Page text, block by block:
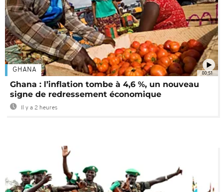
00:51
GHANA
Ghana : l’inflation tombe à 4,6 %, un nouveau
signe de redressement économique
Il y a 2 heures